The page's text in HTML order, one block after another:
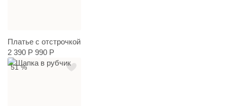
Платье с отстрочкой
2 390 Р 990 Р
51 %